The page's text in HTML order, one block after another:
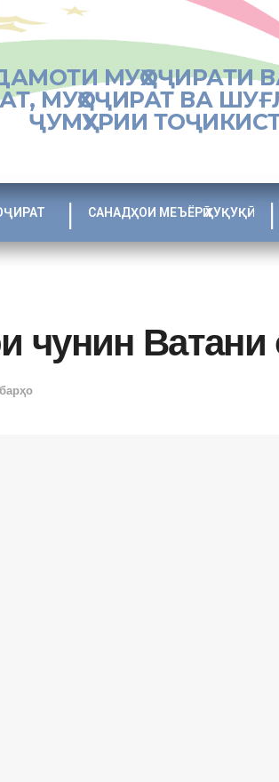
МУҲОҶИРАТИ
МУҲОҶИРАТ ВА
ҶУМҲУРИИ
САНАДҲОИ МЕЪЁРӢ ҲУҚУҚӢ
чунин